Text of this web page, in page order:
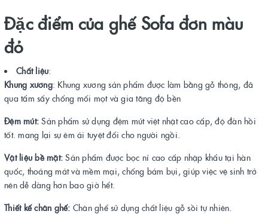
Đặc điểm của ghế Sofa đơn màu
đỏ
Chất liệu:
Khung xương: Khung xương sản phẩm được làm bằng gỗ thông, đã
qua tẩm sấy chống mối mọt và gia tăng độ bền
Đệm mút: Sản phẩm sử dụng đệm mút việt nhật cao cấp, độ đàn hồi
tốt. mang lại sự êm ái tuyệt đối cho người ngồi.
Vật liệu bề mặt: Sản phẩm được bọc nỉ cao cấp nhập khẩu tại hàn
quốc, thoáng mát và mềm mại, chống bám bụi, giúp việc vệ sinh trở
nên dễ dàng hơn bao giờ hết.
Thiết kế chân ghế: Chân ghế sử dụng chất liệu gỗ sồi tự nhiên.